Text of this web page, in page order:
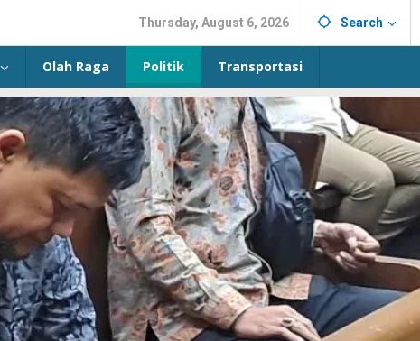
Thursday, August 6, 2026 Search
Olah Raga Politik Transportasi